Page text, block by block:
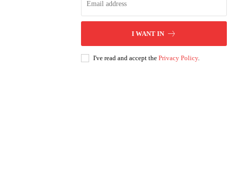
I WANT IN
I've read and accept the Privacy Policy.